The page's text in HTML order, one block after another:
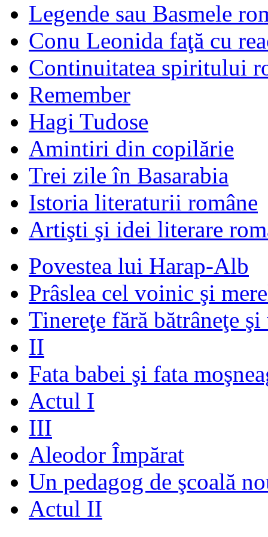
Legende sau Basmele
Conu Leonida faţă cu
Continuitatea spiritului
Remember
Hagi Tudose
Amintiri din copilărie
Trei zile în Basarabia
Istoria literaturii române
Artişti şi idei literare
Povestea lui Harap-Alb
Prâslea cel voinic şi
Tinereţe fără bătrâneţe
II
Fata babei şi fata
Actul I
III
Aleodor Împărat
Un pedagog de şcoală
Actul II